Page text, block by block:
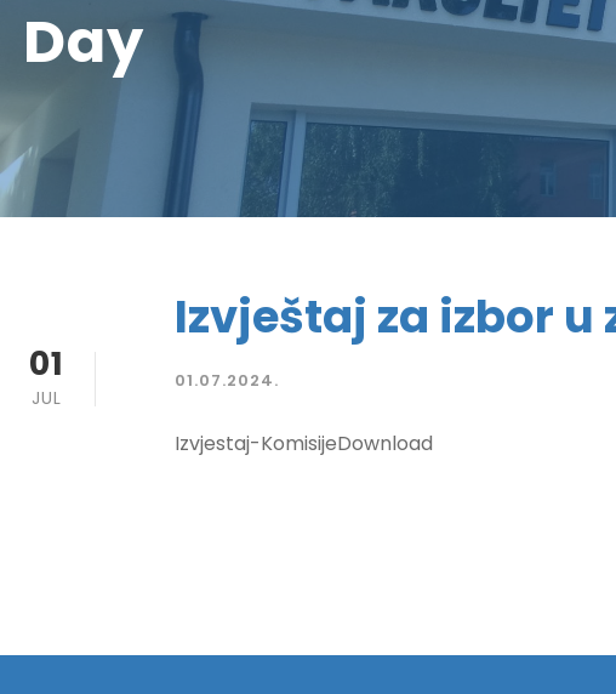
Day
01
JUL
Izvještaj za izbor u
01.07.2024.
Izvjestaj-KomisijeDownload